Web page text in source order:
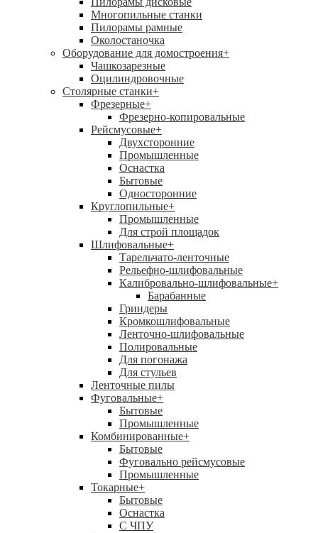
Многопильные станки
Пилорамы рамные
Околостаночка
Оборудование для домостроения+
Чашкозарезные
Оцилиндровочные
Столярные станки+
Фрезерные+
Фрезерно-копировальные
Рейсмусовые+
Двухсторонние
Промышленные
Оснастка
Бытовые
Односторонние
Круглопильные+
Промышленные
Для строй площадок
Шлифовальные+
Тарельчато-ленточные
Рельефно-шлифовальные
Калибровально-шлифовальные+
Барабанные
Гриндеры
Кромкошлифовальные
Ленточно-шлифовальные
Полировальные
Для погонажа
Для стульев
Ленточные пилы
Фуговальные+
Бытовые
Промышленные
Комбинированные+
Бытовые
Фуговально рейсмусовые
Промышленные
Токарные+
Бытовые
Оснастка
С ЧПУ